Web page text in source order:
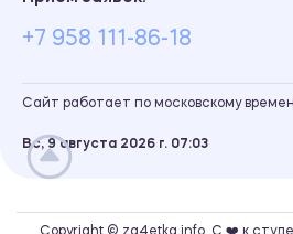
+7 958 111-86-18
Сайт работает по московскому
Вс, 9 августа 2026 г. 07 03